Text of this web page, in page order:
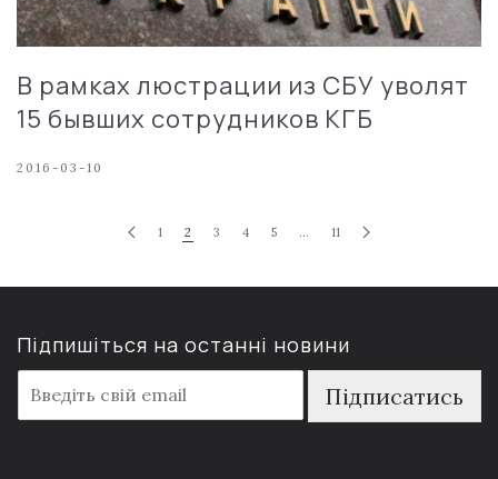
В рамках люстрации из СБУ уволят
15 бывших сотрудников КГБ
2016-03-10
1 2 3 4 5 … 11
Підпишіться на останні новини
m
a
Підписатись